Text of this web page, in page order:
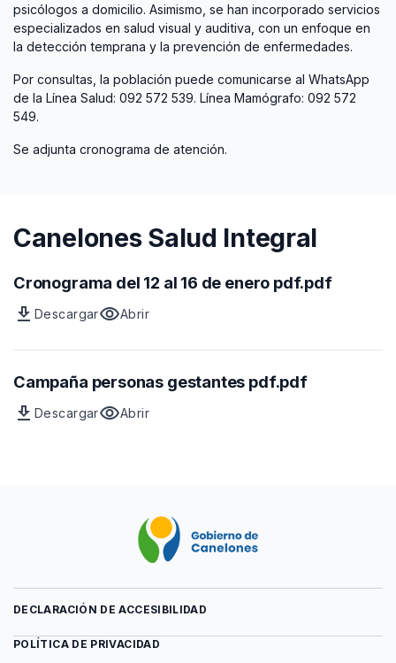
psicólogos a domicilio. Asimismo, se han incorporado servicios
especializados en salud visual y auditiva, con un enfoque en
la detección temprana y la prevención de enfermedades.
Por consultas, la población puede comunicarse al WhatsApp
de la Línea Salud: 092 572 539. Línea Mamógrafo: 092 572
549.
Se adjunta cronograma de atención.
Canelones Salud Integral
Cronograma del 12 al 16 de enero pdf.pdf
download
Archivo
Descargarvisibility
vista
archivo
Abrir
Campaña personas gestantes pdf.pdf
download
Archivo
Descargarvisibility
vista
Abrir
DECLARACIÓN DE ACCESIBILIDAD
POLÍTICA DE PRIVACIDAD